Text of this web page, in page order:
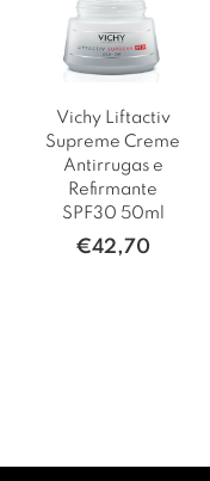
Vichy Liftactiv
Supreme Creme
Antirrugas e
Refirmante
SPF30 50ml
€42,70